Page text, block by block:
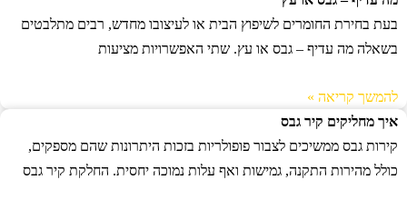
בעת בחירת החומרים לשיפוץ הבית או לעיצובו מחדש, רבים מתלבטים
בשאלה מה עדיף – גבס או עץ. שתי האפשרויות מציעות
להמשך קריאה »
איך מחליקים קיר גבס
קירות גבס ממשיכים לצבור פופולריות בזכות היתרונות שהם מספקים,
כולל מהירות התקנה, גמישות ואף עלות נמוכה יחסית. החלקת קיר גבס